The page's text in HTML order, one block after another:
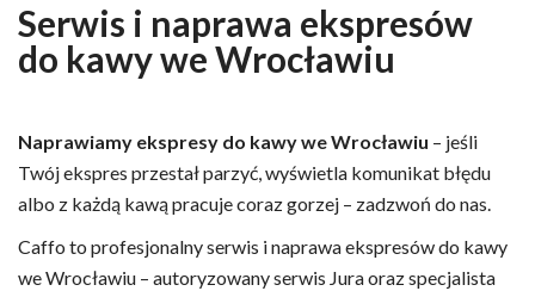
Serwis i naprawa ekspresów
do kawy we Wrocławiu
Naprawiamy ekspresy do kawy we Wrocławiu – jeśli
Twój ekspres przestał parzyć, wyświetla komunikat błędu
albo z każdą kawą pracuje coraz gorzej – zadzwoń do nas.
Caffo to profesjonalny serwis i naprawa ekspresów do kawy
we Wrocławiu – autoryzowany serwis Jura oraz specjalista